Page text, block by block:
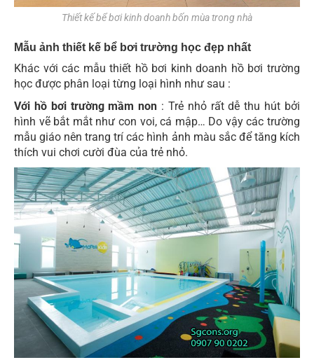
Thiết kế bể bơi kinh doanh bốn mùa trong nhà
Mẫu ảnh thiết kế bể bơi trường học đẹp nhất
Khác với các mẫu thiết hồ bơi kinh doanh hồ bơi trường
học được phân loại từng loại hình như sau :
Với hồ bơi trường mầm non : Trẻ nhỏ rất dễ thu hút bởi
hình vẽ bắt mắt như con voi, cá mập… Do vậy các trường
mẫu giáo nên trang trí các hình ảnh màu sắc để tăng kích
thích vui chơi cười đùa của trẻ nhỏ.